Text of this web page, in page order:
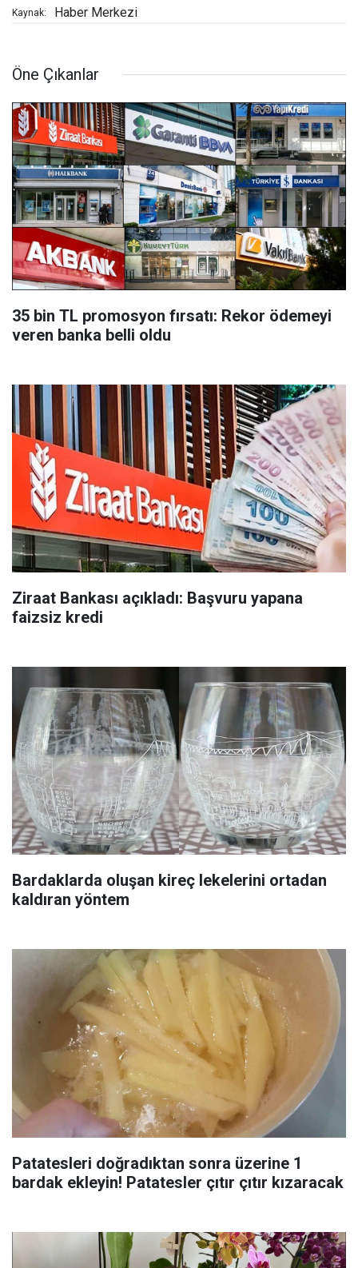
Kaynak: Haber Merkezi
Öne Çıkanlar
35 bin TL promosyon fırsatı: Rekor ödemeyi
veren banka belli oldu
Ziraat Bankası açıkladı: Başvuru yapana
faizsiz kredi
Bardaklarda oluşan kireç lekelerini ortadan
kaldıran yöntem
Patatesleri doğradıktan sonra üzerine 1
bardak ekleyin! Patatesler çıtır çıtır kızaracak